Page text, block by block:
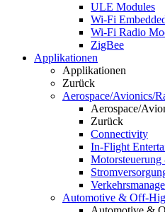
ULE Modules
Wi-Fi
Wi-Fi Radio
ZigBee
Applikationen
Applikationen
Zurück
Aerospace/Avionics/
Aerospace/
Zurück
Connectivity
In-Flight
Automotive & Off-